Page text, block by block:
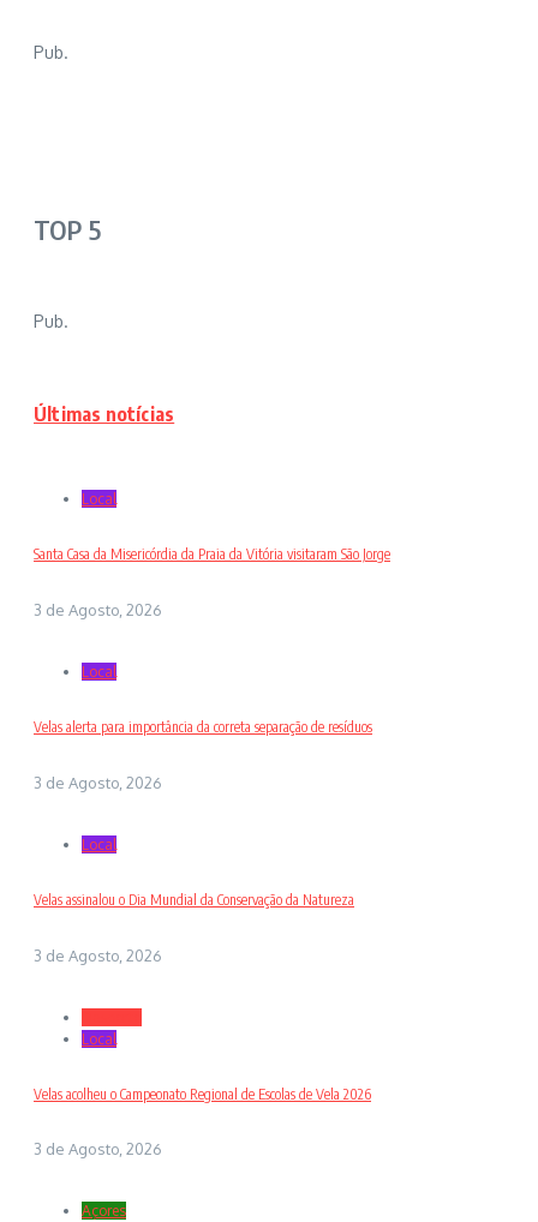
Pub.
TOP 5
Pub.
Últimas notícias
Local
Santa Casa da Misericórdia da Praia da Vitória visitaram São Jorge
3 de Agosto, 2026
Local
Velas alerta para importância da correta separação de resíduos
3 de Agosto, 2026
Local
Velas assinalou o Dia Mundial da Conservação da Natureza
3 de Agosto, 2026
Local
Velas acolheu o Campeonato Regional de Escolas de Vela 2026
3 de Agosto, 2026
Açores